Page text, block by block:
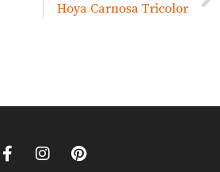
Hoya Carnosa Tricolor